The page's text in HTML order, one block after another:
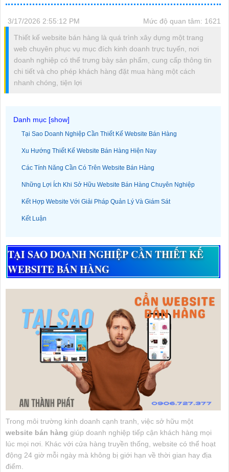
3/17/2026 2:55:12 PM
Mức độ quan tâm: 1621
Thiết kế website bán hàng là quá trình xây dựng một trang
web chuyên phục vụ mục đích kinh doanh trực tuyến, nơi
doanh nghiệp có thể trưng bày sản phẩm, cung cấp thông tin
chi tiết và cho phép khách hàng đặt mua hàng một cách
nhanh chóng, tiện lợi
Tại Sao Doanh Nghiệp Cần Thiết Kế Website Bán Hàng
Xu Hướng Thiết Kế Website Bán Hàng Hiện Nay
Các Tính Năng Cần Có Trên Website Bán Hàng
Những Lợi Ích Khi Sở Hữu Website Bán Hàng Chuyên Nghiệp
Kết Hợp Website Với Giải Pháp Quản Lý Và Giám Sát
Kết Luận
TẠI SAO DOANH NGHIỆP CẦN THIẾT KẾ
WEBSITE BÁN HÀNG
Trong môi trường kinh doanh cạnh tranh, việc sở hữu một
website bán hàng giúp doanh nghiệp tiếp cận khách hàng mọi
lúc mọi nơi. Khác với cửa hàng truyền thống, website có thể hoạt
động 24 giờ mỗi ngày mà không bị giới hạn về thời gian hay địa
điểm.